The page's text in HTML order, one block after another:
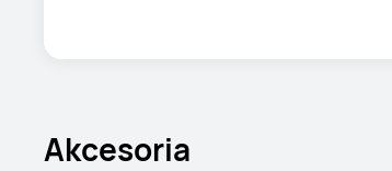
Akcesoria